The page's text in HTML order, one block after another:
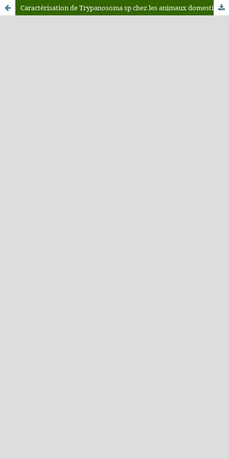
Caractérisation de Trypanosoma sp chez les animaux domestiques dans quatre foyers de la partie Ouest de la République Démocratique du Congo (RDC)